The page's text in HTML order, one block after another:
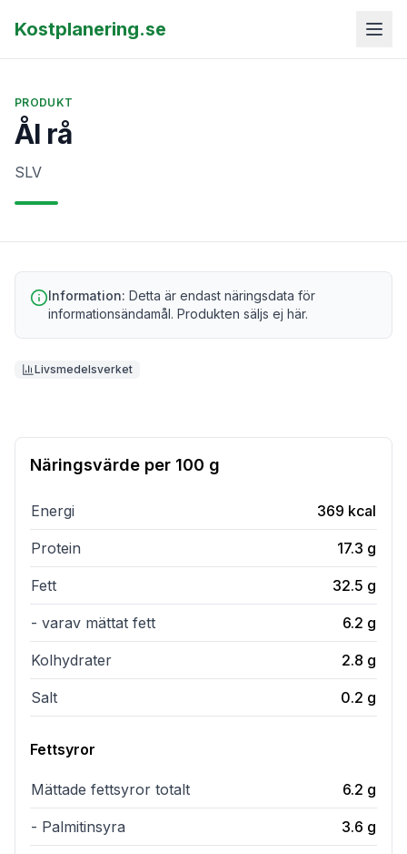
Kostplanering.se
PRODUKT
Ål rå
SLV
Information: Detta är endast näringsdata för
informationsändamål. Produkten säljs ej här.
Livsmedelsverket
Näringsvärde per 100 g
Energi 369 kcal
Protein 17.3 g
Fett 32.5 g
- varav mättat fett 6.2 g
Kolhydrater 2.8 g
Salt 0.2 g
Fettsyror
Mättade fettsyror totalt 6.2 g
- Palmitinsyra 3.6 g